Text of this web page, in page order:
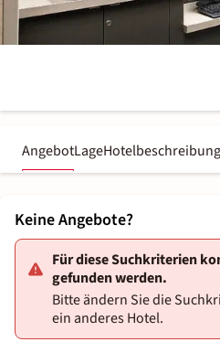
AngebotLageHotelbeschreibung
Keine Angebote?
Für diese Suchkriterien
gefunden werden.
Bitte ändern Sie die
ein anderes Hotel.